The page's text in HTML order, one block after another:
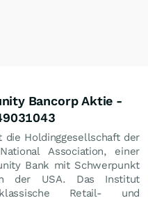
Bancorp Aktie -
die Holdinggesellschaft der
Association, einer
Bank mit Schwerpunkt
der USA. Das Institut
Retail- und